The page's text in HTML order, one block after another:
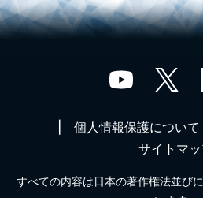
個人情報保護について
サイトマ
すべての内容は日本の著作権法並び